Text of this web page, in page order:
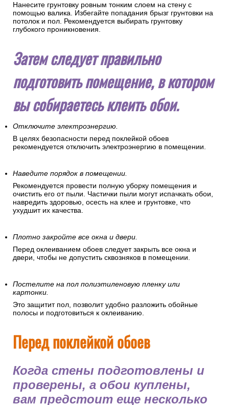
Нанесите грунтовку ровным тонким слоем на стену с
помощью валика. Избегайте попадания брызг грунтовки на
потолок и пол. Рекомендуется выбирать грунтовку
глубокого проникновения.
Затем следует правильно
подготовить помещение, в котором
вы собираетесь клеить обои.
Отключите электроэнергию.
В целях безопасности перед поклейкой обоев
рекомендуется отключить электроэнергию в помещении.
Наведите порядок в помещении.
Рекомендуется провести полную уборку помещения и
очистить его от пыли. Частички пыли могут испачкать обои,
навредить здоровью, осесть на клее и грунтовке, что
ухудшит их качества.
Плотно закройте все окна и двери.
Перед оклеиванием обоев следует закрыть все окна и
двери, чтобы не допустить сквозняков в помещении.
Постелите на пол полиэтиленовую пленку или
картонки.
Это защитит пол, позволит удобно разложить обойные
полосы и подготовиться к оклеиванию.
Перед поклейкой обоев
Когда стены подготовлены и
проверены, а обои куплены,
вам предстоит еще несколько